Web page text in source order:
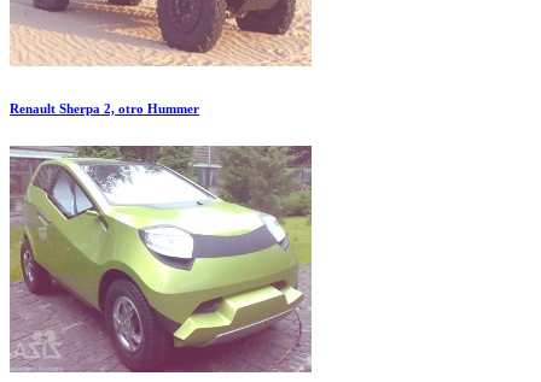
Renault Sherpa 2, otro Hummer